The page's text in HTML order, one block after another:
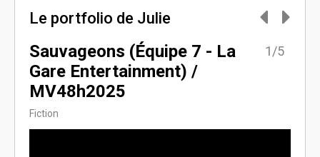
Le portfolio de Julie
Sauvageons (Équipe 7 - La
Gare Entertainment) /
MV48h2025
Fiction
1/5